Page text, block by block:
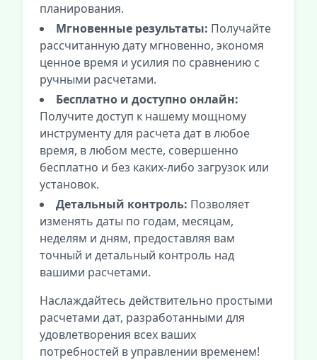
планирования.
Мгновенные результаты: Получайте
рассчитанную дату мгновенно, экономя
ценное время и усилия по сравнению с
ручными расчетами.
Бесплатно и доступно онлайн:
Получите доступ к нашему мощному
инструменту для расчета дат в любое
время, в любом месте, совершенно
бесплатно и без каких-либо загрузок или
установок.
Детальный контроль: Позволяет
изменять даты по годам, месяцам,
неделям и дням, предоставляя вам
точный и детальный контроль над
вашими расчетами.
Наслаждайтесь действительно простыми
расчетами дат, разработанными для
удовлетворения всех ваших
потребностей в управлении временем!